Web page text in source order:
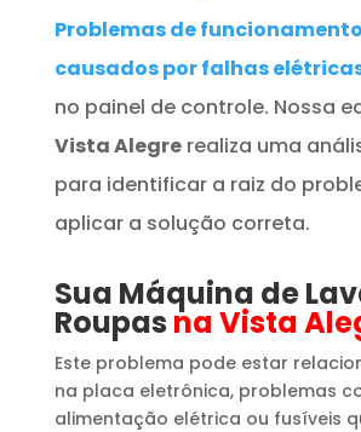
Problemas de
causados por falhas
no painel de controle. Nossa
Vista Alegrerealiza uma
para identificar a raiz do
aplicar a solução correta.
Sua Máquina de
Roupas na Vista
Este problema pode estar
na placa eletrônica, problemas
alimentação elétrica ou fusíveis